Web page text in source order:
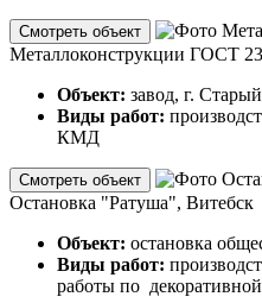
Смотреть объект
Металлоконструкции ГОСТ
Объект: завод, г.
Виды работ:
КМД
Смотреть объект
Остановка "Ратуша", Витебск
Объект: остановка
Виды работ:
работы по